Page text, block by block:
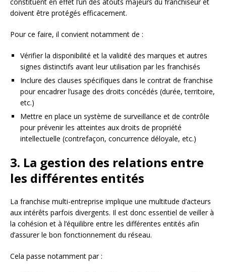
doivent être protégés efficacement.
Pour ce faire, il convient notamment de :
Vérifier la disponibilité et la validité des marques et autres
signes distinctifs avant leur utilisation par les franchisés
Inclure des clauses spécifiques dans le contrat de franchise
pour encadrer l’usage des droits concédés (durée, territoire,
etc.)
Mettre en place un système de surveillance et de contrôle
pour prévenir les atteintes aux droits de propriété
intellectuelle (contrefaçon, concurrence déloyale, etc.)
3. La gestion des relations entre
les différentes entités
La franchise multi-entreprise implique une multitude d’acteurs
aux intérêts parfois divergents. Il est donc essentiel de veiller à
la cohésion et à l’équilibre entre les différentes entités afin
d’assurer le bon fonctionnement du réseau.
Cela passe notamment par :